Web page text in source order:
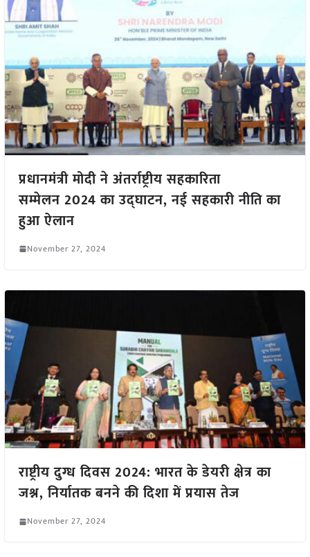
प्रधानमंत्री मोदी ने अंतर्राष्ट्रीय सहकारिता
सम्मेलन 2024 का उद्घाटन, नई सहकारी नीति का
हुआ ऐलान
November 27, 2024
राष्ट्रीय दुग्ध दिवस 2024: भारत के डेयरी क्षेत्र का
जश्न, निर्यातक बनने की दिशा में प्रयास तेज
November 27, 2024